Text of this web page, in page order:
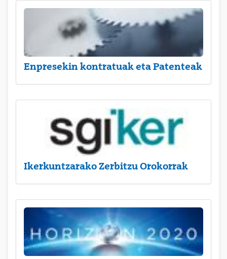
Enpresekin kontratuak eta Patenteak
Ikerkuntzarako Zerbitzu Orokorrak